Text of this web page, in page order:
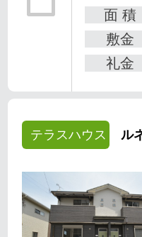
面 積
敷金
礼金
テラスハウス ル